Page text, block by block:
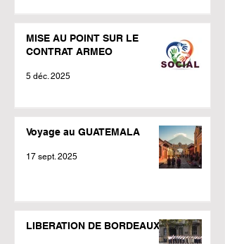
MISE AU POINT SUR LE
CONTRAT ARMEO
5 déc. 2025
Voyage au GUATEMALA
17 sept. 2025
LIBERATION DE BORDEAUX